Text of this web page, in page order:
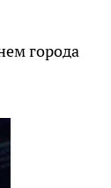
города